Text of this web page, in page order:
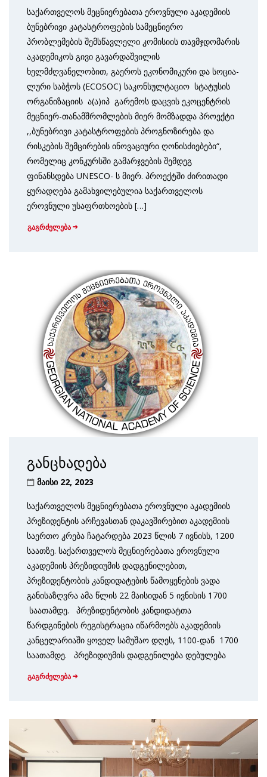
საქართველოს მეცნიერებათა ეროვნული აკადემიის
ბუნებრივი კატასტროფების სამეცნიერო
პრობლემების შემსწავლელი კომისიის თავმჯდომარის
აკადემიკოს გივი გავარდაშვილის
ხელმძღვანელობით, გაეროს ეკონომი­კური და სოცია­
ლუ­რი საბჭოს (ECOSOC) საკონსულ­ტა­ციო სტატუსის
ორგანიზაციის ა(ა)იპ გარემოს დაცვის ეკოცენტ­რის
მეცნიერ-თანამშრომლების მიერ მომზადდა პროექტი
,,ბუნებრივი კატასტრო­ფების პროგნოზირება და
რისკების შემცირების ინოვაციური ღონისძიებები“,
რომელიც კონკურსში გამარჯვების შემდეგ
ფინანსდება UNESCO- ს მიერ. პროექტში ძირითადი
ყურადღება გამახვილებულია საქართველოს
ეროვნული უსაფრთხოების […]
გაგრძელება
განცხადება
მაისი 22, 2023
საქართველოს მეცნიერებათა ეროვნული აკადემიის
პრეზიდენტის არჩევასთან დაკავშირებით აკადემიის
საერთო კრება ჩატარდება 2023 წლის 7 ივნისს, 1200
საათზე. საქართველოს მეცნიერებათა ეროვნული
აკადემიის პრეზიდი­უმის დადგენილებით,
პრეზიდენტობის კანდიდატების წამოყე­ნების ვადა
განისაზღვრა ამა წლის 22 მაისიდან 5 ივნისის 1700
საათამდე. პრეზი­დენტობის კანდიდატთა
წარდგინების რეგის­ტრაცია იწარმოებს აკადემიის
კანცელარიაში ყოველ სამუშაო დღეს, 1100-დან 1700
საათამდე. პრეზიდიუმის დადგენილება დებულება
გაგრძელება